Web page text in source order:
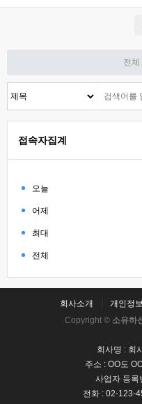
전체
접속자집계
오늘
어제
최대
전체
회사소개 개인정
Copyright © 소유하
회사명 : 회
주소 : OO도
사업자 등
전화 : 02-123-